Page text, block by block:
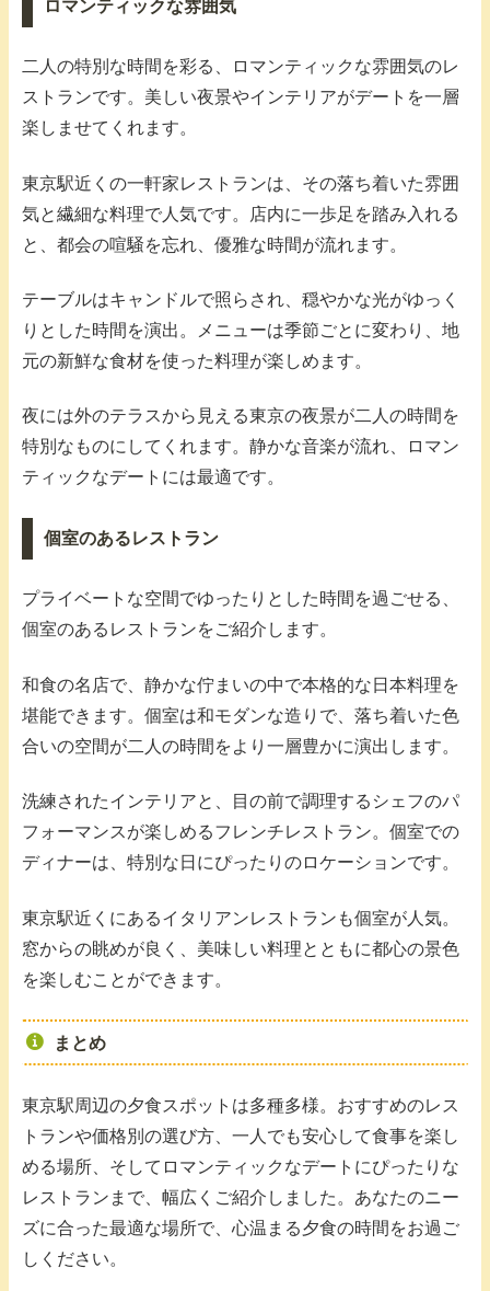
ロマンティックな雰囲気
二人の特別な時間を彩る、ロマンティックな雰囲気のレ
ストランです。美しい夜景やインテリアがデートを一層
楽しませてくれます。
東京駅近くの一軒家レストランは、その落ち着いた雰囲
気と繊細な料理で人気です。店内に一歩足を踏み入れる
と、都会の喧騒を忘れ、優雅な時間が流れます。
テーブルはキャンドルで照らされ、穏やかな光がゆっく
りとした時間を演出。メニューは季節ごとに変わり、地
元の新鮮な食材を使った料理が楽しめます。
夜には外のテラスから見える東京の夜景が二人の時間を
特別なものにしてくれます。静かな音楽が流れ、ロマン
ティックなデートには最適です。
個室のあるレストラン
プライベートな空間でゆったりとした時間を過ごせる、
個室のあるレストランをご紹介します。
和食の名店で、静かな佇まいの中で本格的な日本料理を
堪能できます。個室は和モダンな造りで、落ち着いた色
合いの空間が二人の時間をより一層豊かに演出します。
洗練されたインテリアと、目の前で調理するシェフのパ
フォーマンスが楽しめるフレンチレストラン。個室での
ディナーは、特別な日にぴったりのロケーションです。
東京駅近くにあるイタリアンレストランも個室が人気。
窓からの眺めが良く、美味しい料理とともに都心の景色
を楽しむことができます。
まとめ
東京駅周辺の夕食スポットは多種多様。おすすめのレス
トランや価格別の選び方、一人でも安心して食事を楽し
める場所、そしてロマンティックなデートにぴったりな
レストランまで、幅広くご紹介しました。あなたのニー
ズに合った最適な場所で、心温まる夕食の時間をお過ご
しください。